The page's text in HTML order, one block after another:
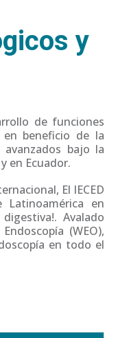
y
de funciones
en beneficio de la
bajo la
en Ecuador.
El IECED
en
Avalado
(WEO),
en todo el